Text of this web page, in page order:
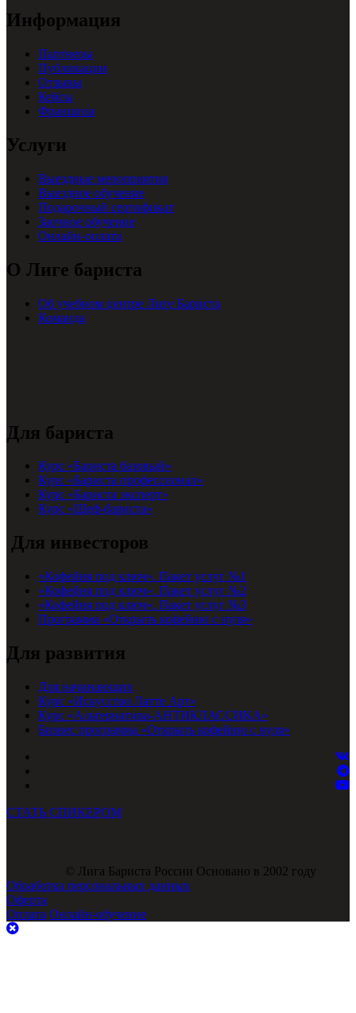
Информация
Партнеры
Публикации
Отзывы
Кейсы
Франшиза
Услуги
Выездные мероприятия
Выездное обучение
Подарочный сертификат
Заочное обучение
Онлайн-оплата
О Лиге бариста
Об учебном центре Лиге Бариста
Команда
Для бариста
Курс «Бариста базовый»
Курс «Бариста профессионал»
Курс «Бариста эксперт»
Курс «Шеф-бариста»
Для инвесторов
«Кофейня под ключ». Пакет услуг №1
«Кофейня под ключ». Пакет услуг №2
«Кофейня под ключ». Пакет услуг №3
Программа «Открыть кофейню с нуля»
Для развития
Для начинающих
Курс «Искусство Латте Арт»
Курс «Альтернатива-АНТИКЛАССИКА»
Бизнес программа «Открыть кофейню с нуля»
СТАТЬ СПИКЕРОМ
© Лига Бариста России Основано в 2002 году
Обработка персональных данных
Оферта
Оплата Онлайн-обучение